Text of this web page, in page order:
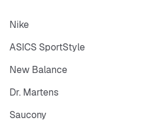
Nike
ASICS SportStyle
New Balance
Dr. Martens
Saucony